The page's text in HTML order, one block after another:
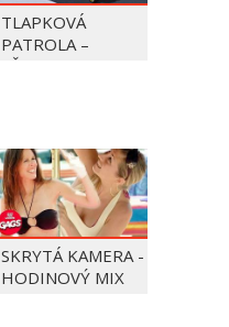
TLAPKOVÁ
PATROLA –
VŠETKY LABKY DO
SKRYTÁ KAMERA -
HODINOVÝ MIX